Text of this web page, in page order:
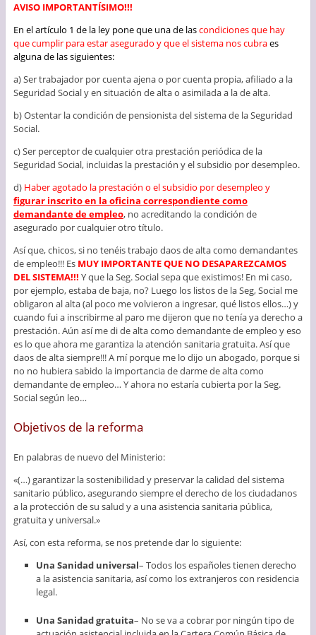
AVISO IMPORTANTÍSIMO!!!
En el artículo 1 de la ley pone que una de lascondiciones que hay
que cumplir para estar asegurado y que el sistema nos cubraes
alguna de las siguientes:
a) Ser trabajador por cuenta ajena o por cuenta propia, afiliado a la
Seguridad Social y en situación de alta o asimilada a la de alta.
b) Ostentar la condición de pensionista del sistema de la Seguridad
Social.
c) Ser perceptor de cualquier otra prestación periódica de la
Seguridad Social, incluidas la prestación y el subsidio por desempleo.
d) Haber agotado la prestación o el subsidio por desempleo y
figurar inscrito en la oficina correspondiente como
demandante de empleo, no acreditando la condición de
asegurado por cualquier otro título.
Así que, chicos, si no tenéis trabajo daos de alta como demandantes
de empleo!!! Es MUY IMPORTANTE QUE NO DESAPAREZCAMOS
DEL SISTEMA!!! Y que la Seg. Social sepa que existimos! En mi caso,
por ejemplo, estaba de baja, no? Luego los listos de la Seg, Social me
obligaron al alta (al poco me volvieron a ingresar, qué listos ellos…) y
cuando fui a inscribirme al paro me dijeron que no tenía ya derecho a
prestación. Aún así me di de alta como demandante de empleo y eso
es lo que ahora me garantiza la atención sanitaria gratuita. Así que
daos de alta siempre!!! A mí porque me lo dijo un abogado, porque si
no no hubiera sabido la importancia de darme de alta como
demandante de empleo… Y ahora no estaría cubierta por la Seg.
Social según leo…
Objetivos de la reforma
En palabras de nuevo del Ministerio:
«(…) garantizar la sostenibilidad y preservar la calidad del sistema
sanitario público, asegurando siempre el derecho de los ciudadanos
a la protección de su salud y a una asistencia sanitaria pública,
gratuita y universal.»
Así, con esta reforma, se nos pretende dar lo siguiente:
Una Sanidad universal– Todos los españoles tienen derecho
a la asistencia sanitaria, así como los extranjeros con residencia
legal.
Una Sanidad gratuita– No se va a cobrar por ningún tipo de